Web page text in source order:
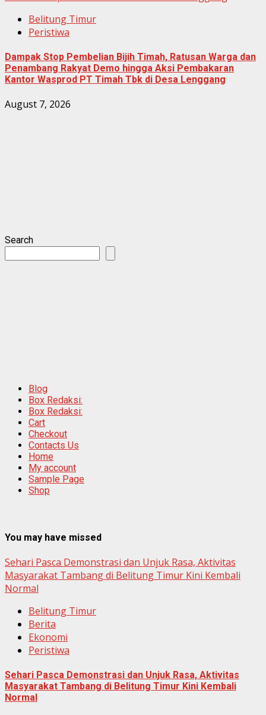
Belitung Timur
Peristiwa
Dampak Stop Pembelian Bijih Timah, Ratusan Warga dan
Penambang Rakyat Demo hingga Aksi Pembakaran
Kantor Wasprod PT Timah Tbk di Desa Lenggang
August 7, 2026
Search
Blog
Box Redaksi:
Box Redaksi:
Cart
Checkout
Contacts Us
Home
My account
Sample Page
Shop
You may have missed
Sehari Pasca Demonstrasi dan Unjuk Rasa, Aktivitas
Masyarakat Tambang di Belitung Timur Kini Kembali
Normal
Belitung Timur
Berita
Ekonomi
Peristiwa
Sehari Pasca Demonstrasi dan Unjuk Rasa, Aktivitas
Masyarakat Tambang di Belitung Timur Kini Kembali
Normal